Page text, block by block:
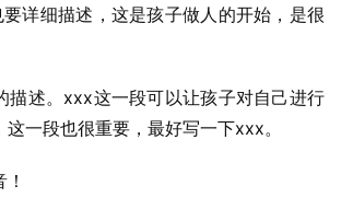
详细描述，这是孩子做人的开始，是很
描述。xxx这一段可以让孩子对自己进行
一段也很重要，最好写一下xxx。